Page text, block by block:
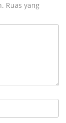
Ruas yang